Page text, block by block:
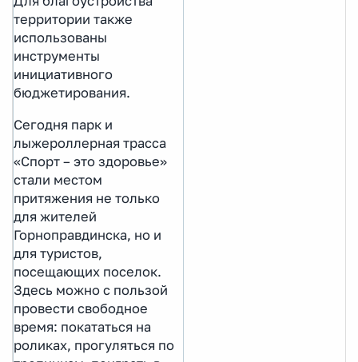
территории также
использованы
инструменты
инициативного
бюджетирования.
Сегодня парк и
лыжероллерная трасса
«Спорт – это здоровье»
стали местом
притяжения не только
для жителей
Горноправдинска, но и
для туристов,
посещающих поселок.
Здесь можно с пользой
провести свободное
время: покататься на
роликах, прогуляться по